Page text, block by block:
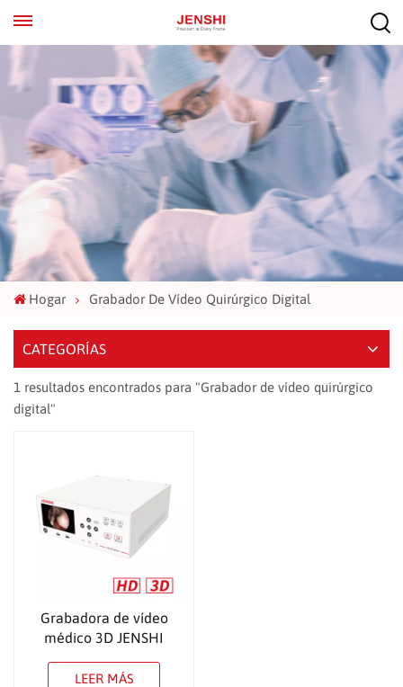
Hogar Grabador De Vídeo Quirúrgico Digital
CATEGORÍAS
1 resultados encontrados para "Grabador de vídeo quirúrgico
digital"
Grabadora de vídeo
médico 3D JENSHI
LEER MÁS